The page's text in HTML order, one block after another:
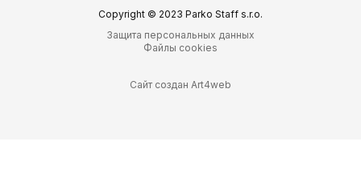
Copyright © 2023 Parko Staff s.r.o.
Защита персональных данных
Файлы cookies
Сайт создан Art4web